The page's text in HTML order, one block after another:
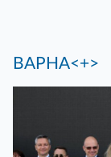
ВАРНА<+>